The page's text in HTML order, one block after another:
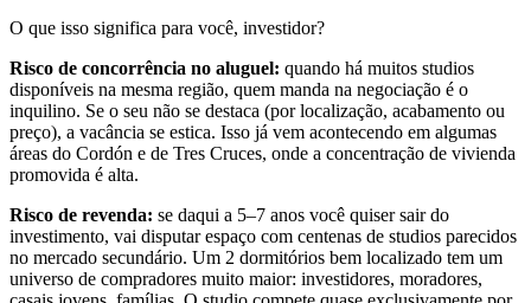
O que isso significa para você, investidor?
Risco de concorrência no aluguel: quando há muitos studios
disponíveis na mesma região, quem manda na negociação é o
inquilino. Se o seu não se destaca (por localização, acabamento ou
preço), a vacância se estica. Isso já vem acontecendo em algumas
áreas do Cordón e de Tres Cruces, onde a concentração de vivienda
promovida é alta.
Risco de revenda: se daqui a 5–7 anos você quiser sair do
investimento, vai disputar espaço com centenas de studios parecidos
no mercado secundário. Um 2 dormitórios bem localizado tem um
universo de compradores muito maior: investidores, moradores,